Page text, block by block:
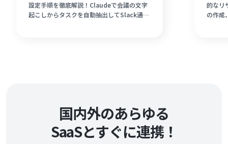
設定手順を徹底解説！Claudeで会議の文字
起こしからタスクを自動抽出してSlack通知
的なリ
の作成
国内外のあらゆる
SaaSとすぐに連携！